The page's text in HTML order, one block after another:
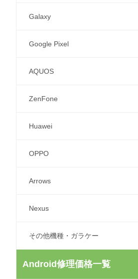
Galaxy
Google Pixel
AQUOS
ZenFone
Huawei
OPPO
Arrows
Nexus
その他機種・ガラケー
Android修理価格一覧